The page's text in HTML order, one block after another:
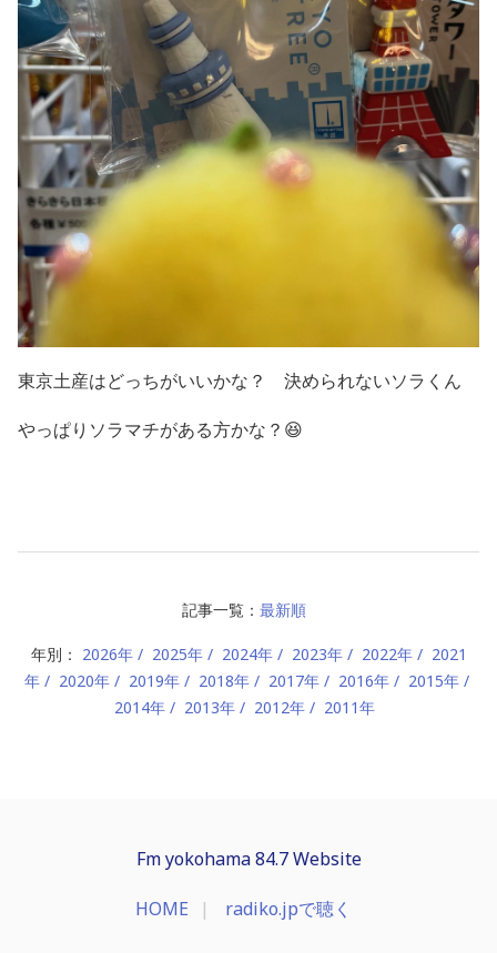
東京土産はどっちがいいかな？ 決められないソラくん
やっぱりソラマチがある方かな？ 😆
記事一覧： 最新順
年別： 2026年 2025年 2024年 2023年 2022年
2021
年
2020年 2019年 2018年 2017年 2016年
2015年
2014年
2013年 2012年 2011年
Fm yokohama 84.7 Website
HOME radiko.jpで聴く